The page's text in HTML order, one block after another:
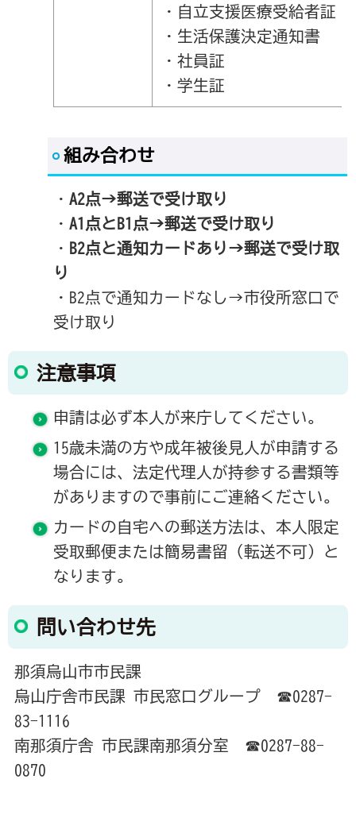
・自立支援医療受給者証
・生活保護決定通知書
・社員証
・学生証
組み合わせ
・ A2点→郵送で受け取り
・ A1点とB1点→郵送で受け取り
・ B2点と通知カードあり→郵送で受け取
り
・B2点で通知カードなし→市役所窓口で
受け取り
注意事項
申請は必ず本人が来庁してください。
15歳未満の方や成年被後見人が申請する
場合には、法定代理人が持参する書類等
がありますので事前にご連絡ください。
カードの自宅への郵送方法は、本人限定
受取郵便または簡易書留（転送不可）と
なります。
問い合わせ先
那須烏山市市民課
烏山庁舎市民課 市民窓口グループ ☎0287-
83-1116
南那須庁舎 市民課南那須分室 ☎0287-88-
0870